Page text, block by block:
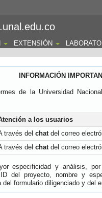
EXTENSIÓN
INFORMACIÓN
de la Universidad
a los usuarios
través del chatdel correo
través del chatdel correo
especificidad y análisis,
del proyecto, nombre y
formulario diligenciado y del